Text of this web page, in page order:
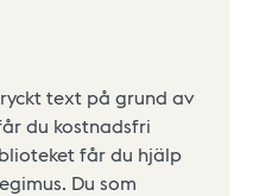
text på grund av
du kostnadsfri
får du hjälp
Du som